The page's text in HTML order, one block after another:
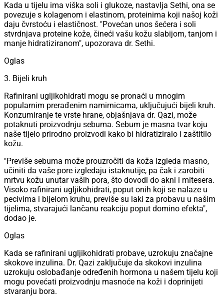
Kada u tijelu ima viška soli i glukoze, nastavlja Sethi, ona se
povezuje s kolagenom i elastinom, proteinima koji našoj koži
daju čvrstoću i elastičnost. "Povećan unos šećera i soli
stvrdnjava proteine kože, čineći vašu kožu slabijom, tanjom i
manje hidratiziranom", upozorava dr. Sethi.
Oglas
3. Bijeli kruh
Rafinirani ugljikohidrati mogu se pronaći u mnogim
popularnim prerađenim namirnicama, uključujući bijeli kruh.
Konzumiranje te vrste hrane, objašnjava dr. Qazi, može
potaknuti proizvodnju sebuma. Sebum je masna tvar koju
naše tijelo prirodno proizvodi kako bi hidratiziralo i zaštitilo
kožu.
"Previše sebuma može prouzročiti da koža izgleda masno,
učiniti da vaše pore izgledaju istaknutije, pa čak i zarobiti
mrtvu kožu unutar vaših pora, što dovodi do akni i mitesera.
Visoko rafinirani ugljikohidrati, poput onih koji se nalaze u
pecivima i bijelom kruhu, previše su laki za probavu u našim
tijelima, stvarajući lančanu reakciju poput domino efekta",
dodao je.
Oglas
Kada se rafinirani ugljikohidrati probave, uzrokuju značajne
skokove inzulina. Dr. Qazi zaključuje da skokovi inzulina
uzrokuju oslobađanje određenih hormona u našem tijelu koji
mogu povećati proizvodnju masnoće na koži i doprinijeti
stvaranju bora.